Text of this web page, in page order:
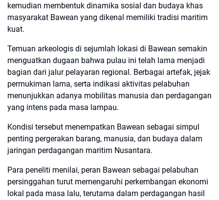
kemudian membentuk dinamika sosial dan budaya khas
masyarakat Bawean yang dikenal memiliki tradisi maritim
kuat.
Temuan arkeologis di sejumlah lokasi di Bawean semakin
menguatkan dugaan bahwa pulau ini telah lama menjadi
bagian dari jalur pelayaran regional. Berbagai artefak, jejak
permukiman lama, serta indikasi aktivitas pelabuhan
menunjukkan adanya mobilitas manusia dan perdagangan
yang intens pada masa lampau.
Kondisi tersebut menempatkan Bawean sebagai simpul
penting pergerakan barang, manusia, dan budaya dalam
jaringan perdagangan maritim Nusantara.
Para peneliti menilai, peran Bawean sebagai pelabuhan
persinggahan turut memengaruhi perkembangan ekonomi
lokal pada masa lalu, terutama dalam perdagangan hasil